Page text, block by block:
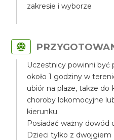
zakresie i wyborze
Uczestnicy powinni
około 1 godziny w
ubiór na plaże, także do
choroby lokomocyjne
kierunku.
Posiadać ważny dowód
Dzieci tylko z dwojgiem